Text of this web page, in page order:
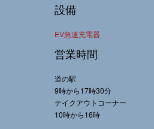
設備
EV急速充電器
営業時間
道の駅
9時から17時30分
テイクアウトコーナー
10時から16時